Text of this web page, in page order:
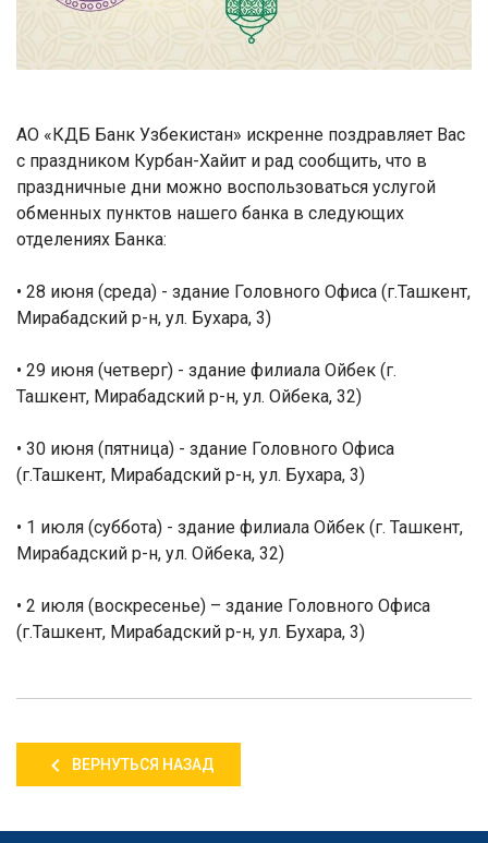
АО «КДБ Банк Узбекистан» искренне поздравляет Вас
с праздником Курбан-Хайит и рад сообщить, что в
праздничные дни можно воспользоваться услугой
обменных пунктов нашего банка в следующих
отделениях Банка:
• 28 июня (среда) - здание Головного Офиса (г.Ташкент,
Мирабадский р-н, ул. Бухара, 3)
• 29 июня (четверг) - здание филиала Ойбек (г.
Ташкент, Мирабадский р-н, ул. Ойбека, 32)
• 30 июня (пятница) - здание Головного Офиса
(г.Ташкент, Мирабадский р-н, ул. Бухара, 3)
• 1 июля (суббота) - здание филиала Ойбек (г. Ташкент,
Мирабадский р-н, ул. Ойбека, 32)
• 2 июля (воскресенье) – здание Головного Офиса
(г.Ташкент, Мирабадский р-н, ул. Бухара, 3)
ВЕРНУТЬСЯ НАЗАД